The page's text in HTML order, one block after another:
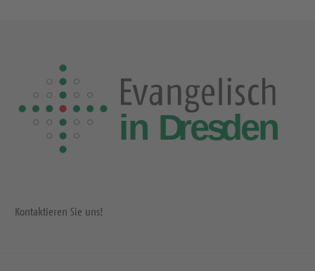
Kontaktieren Sie uns!